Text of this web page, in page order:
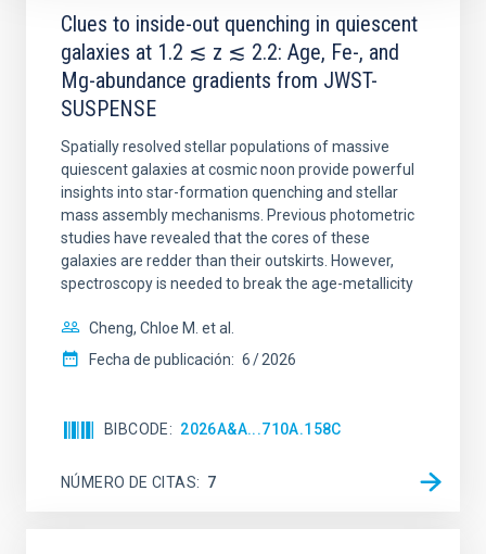
Clues to inside-out quenching in quiescent
galaxies at 1.2 ≲ z ≲ 2.2: Age, Fe-, and
Mg-abundance gradients from JWST-
SUSPENSE
Spatially resolved stellar populations of massive
quiescent galaxies at cosmic noon provide powerful
insights into star-formation quenching and stellar
mass assembly mechanisms. Previous photometric
studies have revealed that the cores of these
galaxies are redder than their outskirts. However,
spectroscopy is needed to break the age-metallicity
Cheng, Chloe M. et al.
Fecha de publicación: 6 2026
BIBCODE 2026A&A...710A.158C
NÚMERO DE CITAS 7